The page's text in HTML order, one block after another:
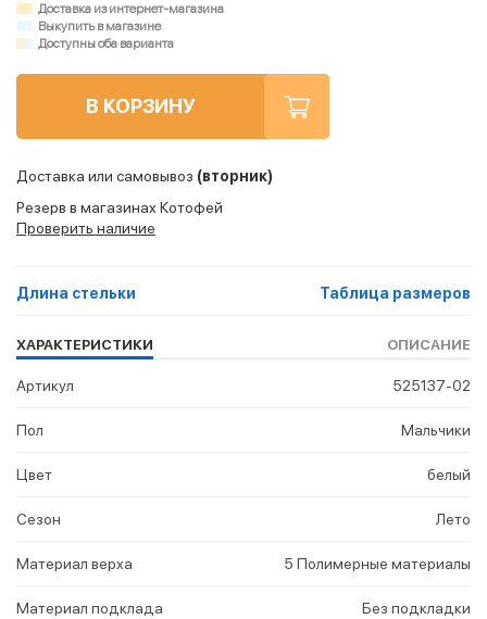
Доставка из интернет-магазина
Выкупить в магазине
Доступны оба варианта
В КОРЗИНУ
Доставка или самовывоз (вторник)
Резерв в магазинах Котофей
Проверить наличие
Длина стельки Таблица размеров
ХАРАКТЕРИСТИКИ ОПИСАНИЕ
Артикул 525137-02
Пол Мальчики
Цвет белый
Сезон Лето
Материал верха 5 Полимерные материалы
Материал подклада Без подкладки